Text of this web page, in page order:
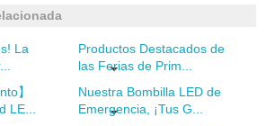
La
Productos Destacados de
las Ferias de Prim...
】
LE...
Nuestra Bombilla LED de
Emergencia, ¡Tus G...